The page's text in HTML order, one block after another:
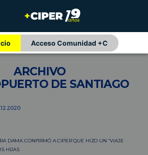
Acceso Comunidad +C
ARCHIVO
DE SANTIAGO
DAMA CONFIRMÓ A CIPER QUE HIZO UN “VIAJE
HIJAS